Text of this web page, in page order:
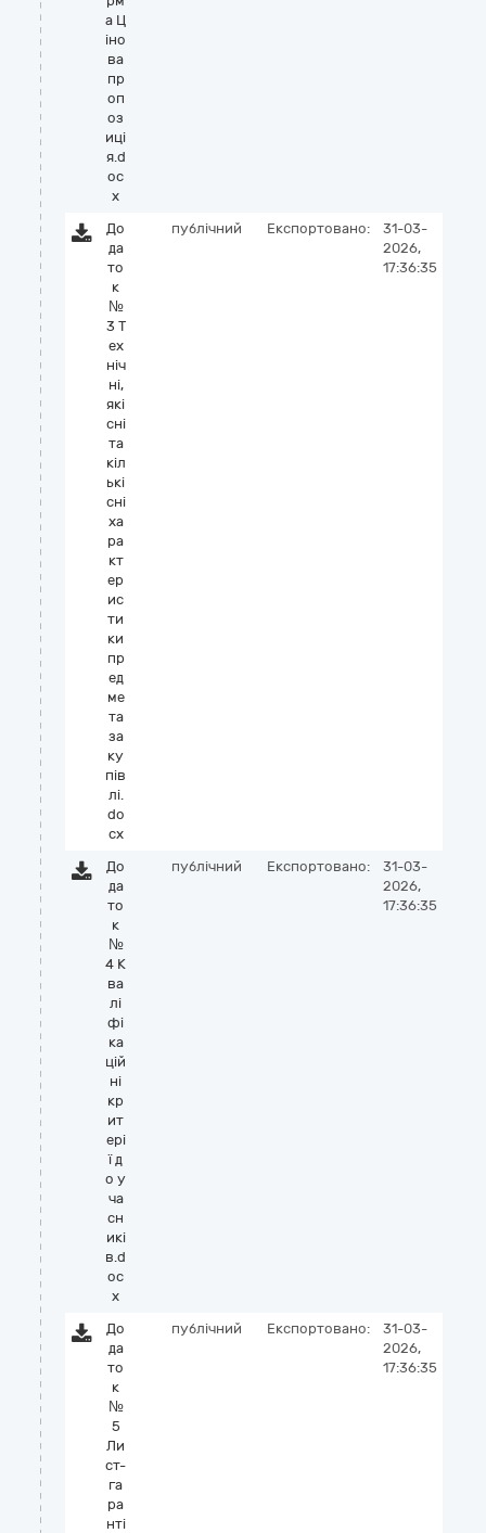
а Ц
іно
ва
пр
оп
оз
иці
я.d
oc
x
До
да
то
к
№
3 Т
ех
ніч
ні,
які
сні
та
кіл
ькі
сні
ха
ра
кт
ер
ис
ти
ки
пр
ед
ме
та
за
ку
пів
лі.
do
cx
публічний Експортовано:
31-03-
2026,
17:36:35
До
да
то
к
№
4 К
ва
лі
фі
ка
цій
ні
кр
ит
ері
ї д
о у
ча
сн
икі
в.d
oc
x
публічний Експортовано:
31-03-
2026,
17:36:35
До
да
то
к
№
5
Ли
ст-
га
ра
нті
публічний Експортовано:
31-03-
2026,
17:36:35